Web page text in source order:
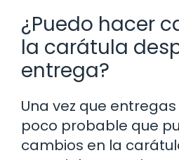
¿Puedo hacer
la carátula
entrega?
Una vez que
poco probable que
cambios en la